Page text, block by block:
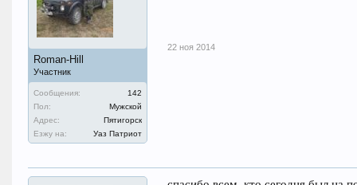
Roman-Hill
Участник
Сообщения:
142
Пол:
Мужской
Адрес:
Пятигорск
Езжу на:
Уаз Патриот
22 ноя 2014